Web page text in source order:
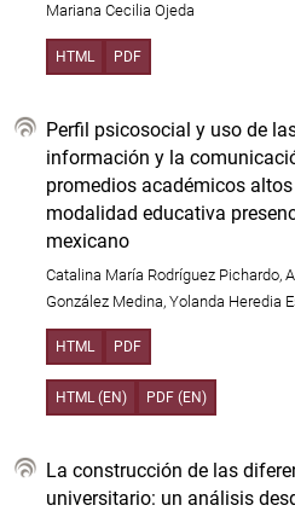
Mariana Cecilia Ojeda
HTML PDF
Perfil psicosocial y uso de
información y la
promedios académicos
modalidad educativa
mexicano
Catalina María Rodríguez Pichardo,
González Medina, Yolanda Heredia
HTML PDF
HTML (EN) PDF (EN)
La construcción de las
universitario: un análisis